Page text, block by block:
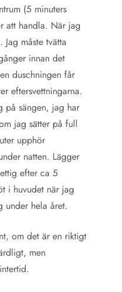
(5 minuters
att handla. När jag
Jag måste tvätta
innan det
duschningen får
eftersvettningarna.
på sängen, jag har
jag sätter på full
upphör
natten. Lägger
efter ca 5
i huvudet när jag
under hela året.
om det är en riktigt
men